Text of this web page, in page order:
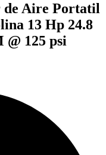
de Aire Portatil
13 Hp 24.8
@ 125 psi